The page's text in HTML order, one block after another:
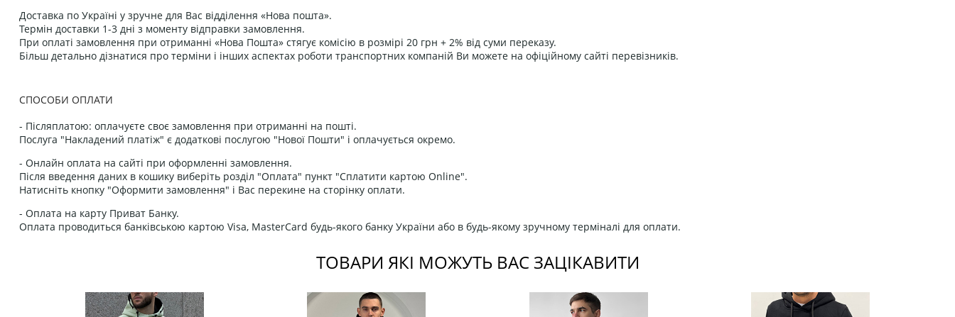
Доставка по Україні у зручне для Вас відділення «Нова пошта».
Термін доставки 1-3 дні з моменту відправки замовлення.
При оплаті замовлення при отриманні «Нова Пошта» стягує комісію в розмірі 20 грн + 2% від суми переказу.
Більш детально дізнатися про терміни і інших аспектах роботи транспортних компаній Ви можете на офіційному сайті перевізників.
СПОСОБИ ОПЛАТИ
- Післяплатою: оплачуєте своє замовлення при отриманні на пошті.
Послуга "Накладений платіж" є додаткові послугою "Нової Пошти" і оплачується окремо.
- Онлайн оплата на сайті при оформленні замовлення.
Після введення даних в кошику виберіть розділ "Оплата" пункт "Сплатити картою Online".
Натисніть кнопку "Оформити замовлення" і Вас перекине на сторінку оплати.
- Оплата на карту Приват Банку.
Оплата проводиться банківською картою Visa, MasterCard будь-якого банку України або в будь-якому зручному терміналі для оплати.
ТОВАРИ ЯКІ МОЖУТЬ ВАС ЗАЦІКАВИТИ